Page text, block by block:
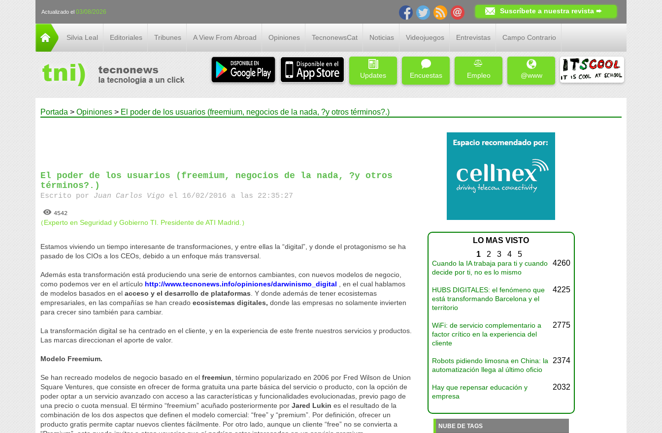
Actualizado el 03/08/2026 Suscríbete a nuestra revista ➨
Silvia Leal Editoriales Tribunes A View From Abroad Opiniones TecnonewsCat Noticias Videojuegos Entrevistas Campo Contrario
Updates Encuestas Empleo @www
Portada > Opiniones > El poder de los usuarios (freemium, negocios de la nada, ?y otros términos?.)
El poder de los usuarios (freemium, negocios de la nada, ?y otros
términos?.)
Escrito por Juan Carlos Vigo el 16/02/2016 a las 22:35:27
4542
( Experto en Seguridad y Gobierno TI. Presidente de ATI Madrid. )
Estamos viviendo un tiempo interesante de transformaciones, y entre ellas la “digital”, y donde el protagonismo se ha
pasado de los CIOs a los CEOs, debido a un enfoque más transversal.
Además esta transformación está produciendo una serie de entornos cambiantes, con nuevos modelos de negocio,
como podemos ver en el artículo http://www.tecnonews.info/opiniones/darwinismo_digital , en el cual hablamos
de modelos basados en elacceso y el desarrollo de plataformas . Y donde además de tener ecosistemas
empresariales, en las compañías se han creado ecosistemas digitales,donde las empresas no solamente invierten
para crecer sino también para cambiar.
La transformación digital se ha centrado en el cliente, y en la experiencia de este frente nuestros servicios y productos.
Las marcas direccionan el aporte de valor.
Modelo Freemium.
Se han recreado modelos de negocio basado en elfreemiun , término popularizado en 2006 por Fred Wilson de Union
Square Ventures, que consiste en ofrecer de forma gratuita una parte básica del servicio o producto, con la opción de
poder optar a un servicio avanzado con acceso a las características y funcionalidades evolucionadas, previo pago de
una precio o cuota mensual. El término “freemium” acuñado posteriormente porJared Lukin es el resultado de la
combinación de los dos aspectos que definen el modelo comercial: “free” y “premium”. Por definición, ofrecer un
producto gratis permite captar nuevos clientes fácilmente. Por otro lado, aunque un cliente “free” no se convierta a
LO MAS VISTO
1 2 3 4 5
Cuando la IA trabaja para ti y cuando
decide por ti, no es lo mismo
4260
HUBS DIGITALES: el fenómeno que
está transformando Barcelona y el
territorio
4225
WiFi: de servicio complementario a
factor crítico en la experiencia del
cliente
2775
Robots pidiendo limosna en China: la
automatización llega al último oficio
2374
Hay que repensar educación y
empresa
2032
NUBE DE TAGS